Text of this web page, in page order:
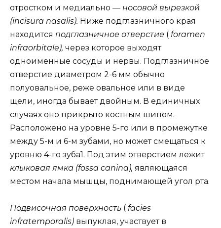
отростком и медиально — носовой вырезкой
(incisura nasalis). Ниже подглазничного края
находится подглазничное отверстие ( foramen
infraorbitale), через которое выходят
одноименные сосуды и нервы. Подглазничное
отверстие диаметром 2-6 мм обычно
полуовальное, реже овальное или в виде
щели, иногда бывает двойным. В единичных
случаях оно прикрыто костным шипом.
Расположено на уровне 5-го или в промежутке
между 5-м и 6-м зубами, но может смещаться к
уровню 4-го зуба1. Под этим отверстием лежит
клыковая ямка (fossa canina), являющаяся
местом начала мышцы, поднимающей угол рта.
Подвисочная поверхность ( facies
infratemporalis) выпуклая, участвует в